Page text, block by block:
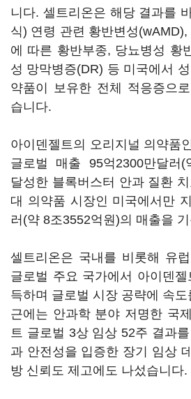
니다. 셀트리온은 해당 결과를
식) 연령 관련 황반변성
에 따른 황반부종, 당뇨병성 황
성 망막병증(DR) 등 미국에서
약품이 보유한 전체 적응증으
습니다.
아이덴젤트의 오리지널 의약품
글로벌 매출 95억2300만달러(
달성한 블록버스터 안과 질환
대 의약품 시장인 미국에서만
러(약 8조3552억원)의 매출을
셀트리온은 국내를 비롯해 유
글로벌 주요 국가에서 아이덴
득하며 글로벌 시장 공략에 속도
근에는 안과학 분야 저명한 국
트 글로벌 3상 임상 52주 결과
과 안전성을 입증한 장기 임상
방 신뢰도 제고에도 나섰습니다.